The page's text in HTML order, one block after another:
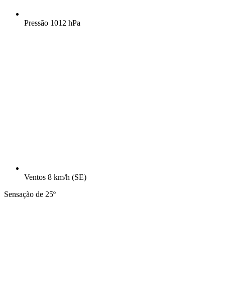
Pressão 1012 hPa
Ventos 8 km/h (SE)
Sensação de 25º